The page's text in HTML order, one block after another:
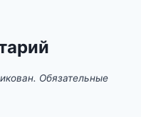
Обязательные